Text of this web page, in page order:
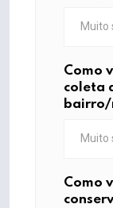
Como
coleta
bairro/
Como